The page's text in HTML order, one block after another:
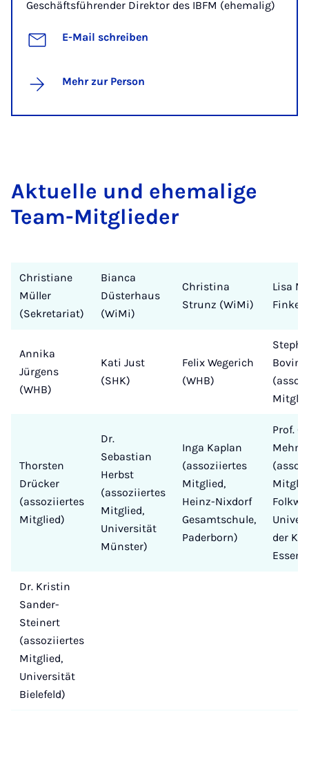
Geschäftsführender Direktor des IBFM (ehemalig)
E-Mail schreiben
Mehr zur Person
Ak­tu­el­le und ehe­ma­li­ge
Team-Mit­glie­der
Christiane
Müller
(Sekretariat)
Bianca
Düsterhaus
(WiMi)
Christina
Strunz (WiMi)
Lisa
Finke
Annika
Jürgens
(WHB)
Kati Just
(SHK)
Felix Wegerich
(WHB)
Boving
Thorsten
Drücker
(assoziiertes
Mitglied)
Dr.
Sebastian
Herbst
(assoziiertes
Mitglied,
Universität
Münster)
Inga Kaplan
(assoziiertes
Mitglied,
Heinz-Nixdorf
Gesamtschule,
Paderborn)
Prof.
der
Essen)
Dr. Kristin
Sander-
Steinert
(assoziiertes
Mitglied,
Universität
Bielefeld)